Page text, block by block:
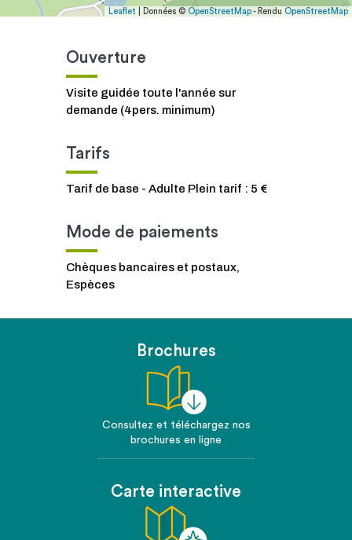
Leaflet | Données © OpenStreetMap- Rendu OpenStreetMap
Ouverture
Visite guidée toute l'année sur
demande (4pers. minimum)
Tarifs
Tarif de base - Adulte Plein tarif : 5 €
Mode de paiements
Chèques bancaires et postaux,
Espèces
Brochures
Consultez et téléchargez nos
brochures en ligne
Carte interactive